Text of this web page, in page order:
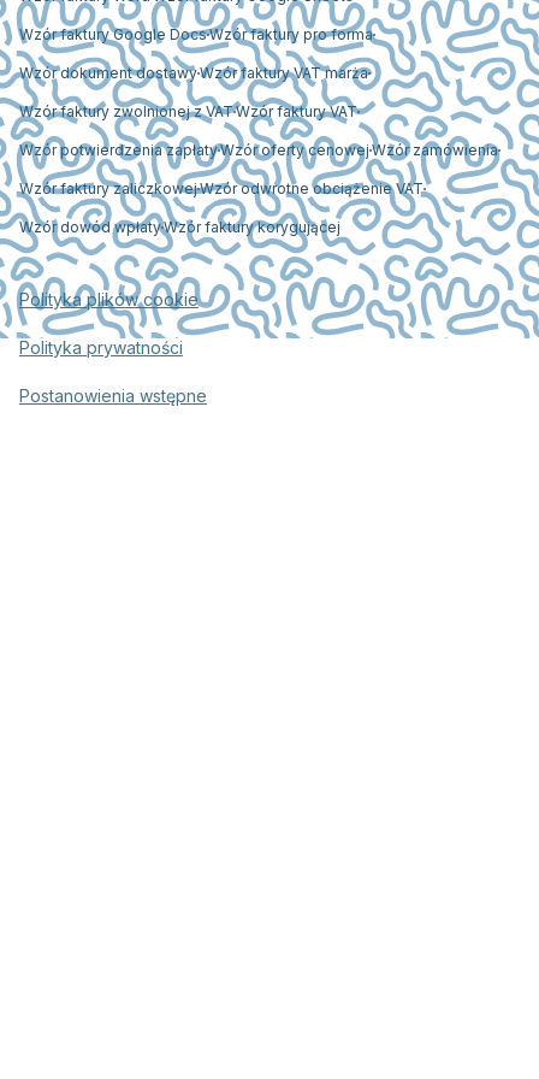
Wzór faktury Google DocsWzór faktury pro forma
Wzór dokument dostawyWzór faktury VAT marża
Wzór faktury zwolnionej z VATWzór faktury VAT
Wzór potwierdzenia zapłatyWzór oferty cenowej Wzór zamówienia
Wzór faktury zaliczkowejWzór odwrotne obciążenie VAT
Wzór dowód wpłatyWzór faktury korygującej
Polityka plików cookie
Polityka prywatności
Postanowienia wstępne